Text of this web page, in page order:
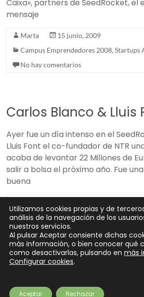
Caixa», partners de SeedRocket, el
mensaje
Marta
15 junio, 2009
Campus Emprendedores 2008,Startups
No hay comentarios
Carlos Blanco & Lluis
Ayer fue un día intenso en el
Lluis Font el co-fundador de NTR
acaba de levantar 22 Millones de
salir a bolsa el próximo año. Fue
buena
No hay comentarios
Partners Preguntas frecuentes ¿Eres inversor?
Utilizamos cookies propias y de
análisis de la navegación de los
nuestros servicios.
Al pulsar Aceptar consiente dichas
más información, o bien conocer qué
como desactivarlas, pulsando en más
Configurar cookies.
Aceptar Rechazar